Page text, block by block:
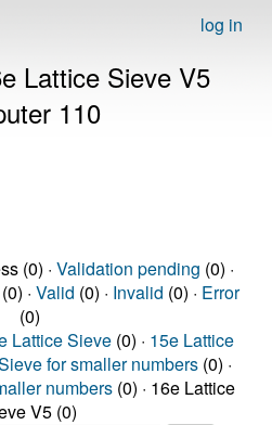
log in
Lattice Sieve V5
110
(0) · Validation pending (0) ·
· Valid (0) · Invalid (0) · Error
(0)
Lattice Sieve (0) · 15e Lattice
for smaller numbers (0) ·
numbers (0) · 16e Lattice
V5 (0)